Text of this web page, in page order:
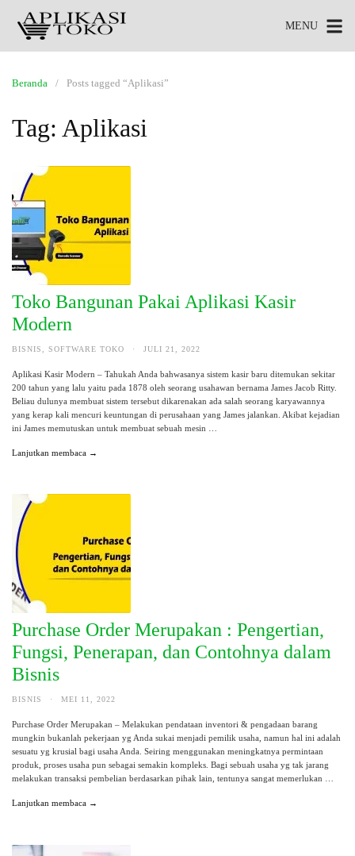
MENU
Beranda Posts tagged “Aplikasi”
Tag: Aplikasi
Toko Bangunan Pakai Aplikasi Kasir
Modern
BISNIS SOFTWARE TOKO · JULI 21, 2022
Aplikasi Kasir Modern – Tahukah Anda bahwasanya sistem kasir baru ditemukan sekitar
200 tahun yang lalu yaitu pada 1878 oleh seorang usahawan bernama James Jacob Ritty.
Beliau dulunya membuat sistem tersebut dikarenakan ada salah seorang karyawannya
yang kerap kali mencuri keuntungan di perusahaan yang James jalankan. Akibat kejadian
ini James memutuskan untuk membuat sebuah mesin …
Lanjutkan membaca →
Purchase Order Merupakan : Pengertian,
Fungsi, Penerapan, dan Contohnya dalam
Bisnis
BISNIS · MEI 11, 2022
Purchase Order Merupakan – Melakukan pendataan inventori & pengadaan barang
mungkin bukanlah pekerjaan yg Anda sukai menjadi pemilik usaha, namun hal ini adalah
sesuatu yg krusial bagi usaha Anda. Seiring menggunakan meningkatnya permintaan
produk, proses usaha pun sebagai semakin kompleks. Bagi sebuah usaha yg tak jarang
melakukan transaksi pembelian berdasarkan pihak lain, tentunya sangat memerlukan …
Lanjutkan membaca →